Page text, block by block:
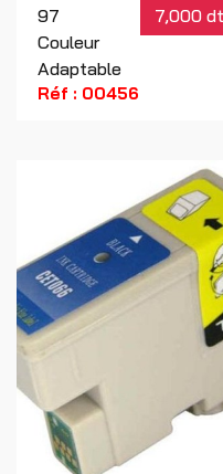
97
Couleur
Adaptable
7,000 dt
Réf : 00456